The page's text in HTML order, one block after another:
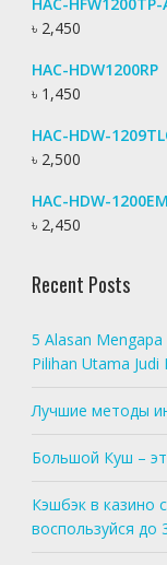
৳ 2,450
HAC-HDW1200RP
৳ 1,450
HAC-HDW-
৳ 2,500
HAC-HDW-
৳ 2,450
Recent Posts
5 Alasan
Pilihan Utama Judi
Лучшие методы
Большой Куш –
Кэшбэк в казино
воспользуйся до